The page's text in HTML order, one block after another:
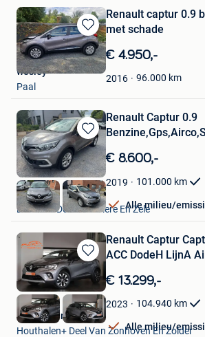
Bewaren
in
Mijn
Favorieten
Renault captur 0.9
met schade
€ 4.950,-
2016 96.000 km
wesley
Paal
Bewaren
in
Mijn
Favorieten
Renault Captur 0.9
€ 8.600,-
2019 101.000 km
Alle milieu/
m.s
Lokeren+Deel Overmere En Zele
Bewaren
in
Mijn
Favorieten
Renault Captur
ACC DodeH LijnA
€ 13.299,-
2023 104.940 km
Alle milieu/
Kubika Cars
Houthalen+ Deel Van Zonhoven En Zolder